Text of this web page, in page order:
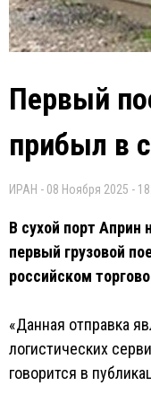
Первый
прибыл в
ИРАН - 08 Ноября 2025 -
В сухой порт Априн
первый грузовой
российском
«Данная отправка
логистических
говорится в